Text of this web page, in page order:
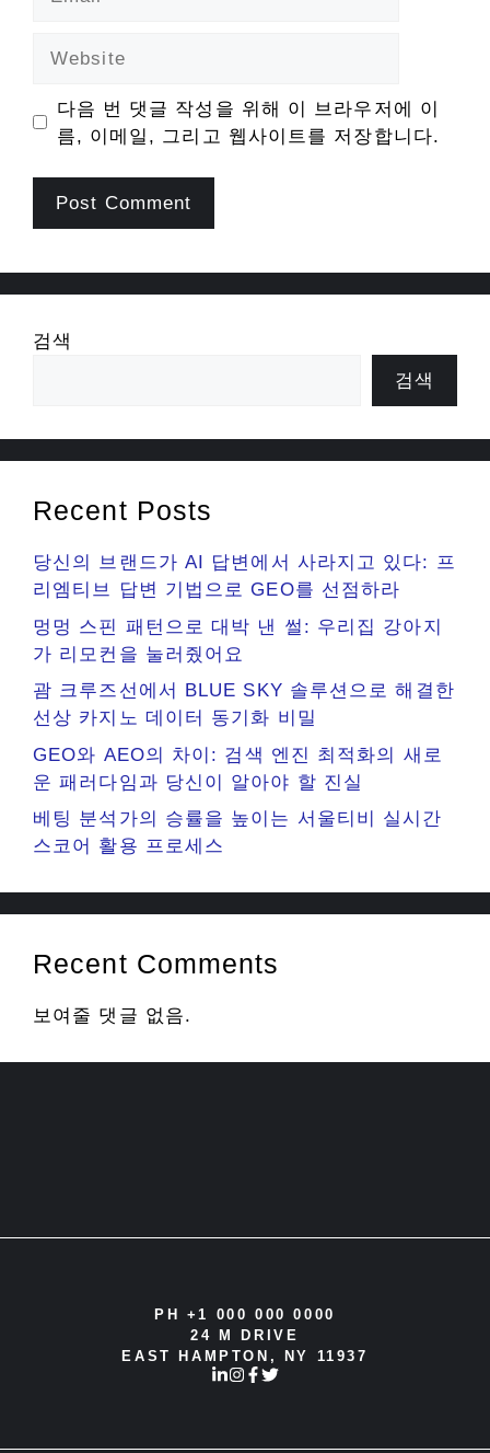
다음 번 댓글 작성을 위해 이 브라우저에 이
름, 이메일, 그리고 웹사이트를 저장합니다.
검색
검색
Recent Posts
당신의 브랜드가 AI 답변에서 사라지고 있다: 프
리엠티브 답변 기법으로 GEO를 선점하라
멍멍 스핀 패턴으로 대박 낸 썰: 우리집 강아지
가 리모컨을 눌러줬어요
괌 크루즈선에서 BLUE SKY 솔루션으로 해결한
선상 카지노 데이터 동기화 비밀
GEO와 AEO의 차이: 검색 엔진 최적화의 새로
운 패러다임과 당신이 알아야 할 진실
베팅 분석가의 승률을 높이는 서울티비 실시간
스코어 활용 프로세스
Recent Comments
보여줄 댓글 없음.
PH +1 000 000 0000
24 M DRIVE
EAST HAMPTON, NY 11937